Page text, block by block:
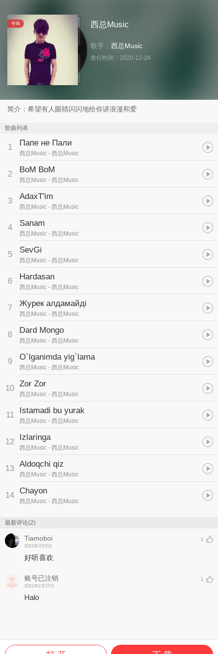
专辑 西总Music
歌手： 西总Music
发行时间： 2020-12-26
简介：希望有人眼睛闪闪地给你讲浪漫和爱
歌曲列表
1 Папе не Пали
西总Music - 西总Music
2 BoM BoM
西总Music - 西总Music
3 AdaxT'im
西总Music - 西总Music
4 Sanam
西总Music - 西总Music
5 SevGi
西总Music - 西总Music
6 Hardasan
西总Music - 西总Music
7 Журек алдамайдi
西总Music - 西总Music
8 Dard Mongo
西总Music - 西总Music
9 O`lganimda yig`lama
西总Music - 西总Music
10 Zor Zor
西总Music - 西总Music
11 Istamadi bu yurak
西总Music - 西总Music
12 Izlaringa
西总Music - 西总Music
13 Aldoqchi qiz
西总Music - 西总Music
14 Chayon
西总Music - 西总Music
最新评论(2)
Tiamoboi
2021年3月5日
1
好听喜欢
账号已注销
2021年2月27日
1
Halo